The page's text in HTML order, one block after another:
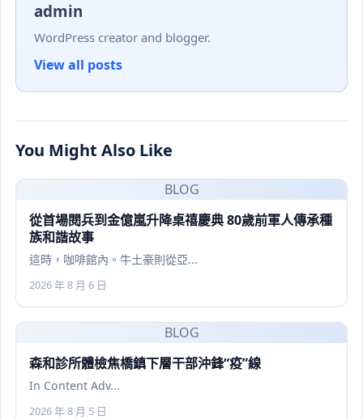
admin
WordPress creator and blogger.
View all posts
You Might Also Like
BLOG
從首場閱兵到金億嵐升降桌禧慶典 80歲前軍人傳承種
族和諧故事
這時，咖啡館內。牛土豪則從亞...
2026 年 8 月 6 日
BLOG
森和診所體檢焦橋鎮下層干部沖鋒“疫”線
In Content Adv...
2026 年 8 月 5 日